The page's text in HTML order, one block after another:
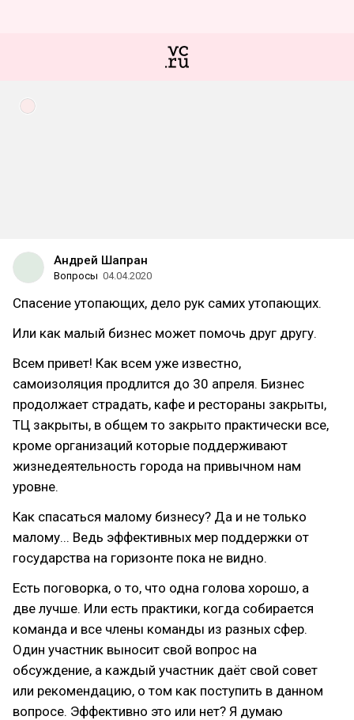
Андрей Шапран
Вопросы 04.04.2020
Спасение утопающих, дело рук самих утопающих.
Или как малый бизнес может помочь друг другу.
Всем привет! Как всем уже известно,
самоизоляция продлится до 30 апреля. Бизнес
продолжает страдать, кафе и рестораны закрыты,
ТЦ закрыты, в общем то закрыто практически все,
кроме организаций которые поддерживают
жизнедеятельность города на привычном нам
уровне.
Как спасаться малому бизнесу? Да и не только
малому... Ведь эффективных мер поддержки от
государства на горизонте пока не видно.
Есть поговорка, о то, что одна голова хорошо, а
две лучше. Или есть практики, когда собирается
команда и все члены команды из разных сфер.
Один участник выносит свой вопрос на
обсуждение, а каждый участник даёт свой совет
или рекомендацию, о том как поступить в данном
вопросе. Эффективно это или нет? Я думаю